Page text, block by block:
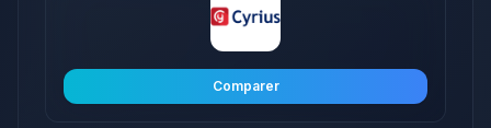
Comparer